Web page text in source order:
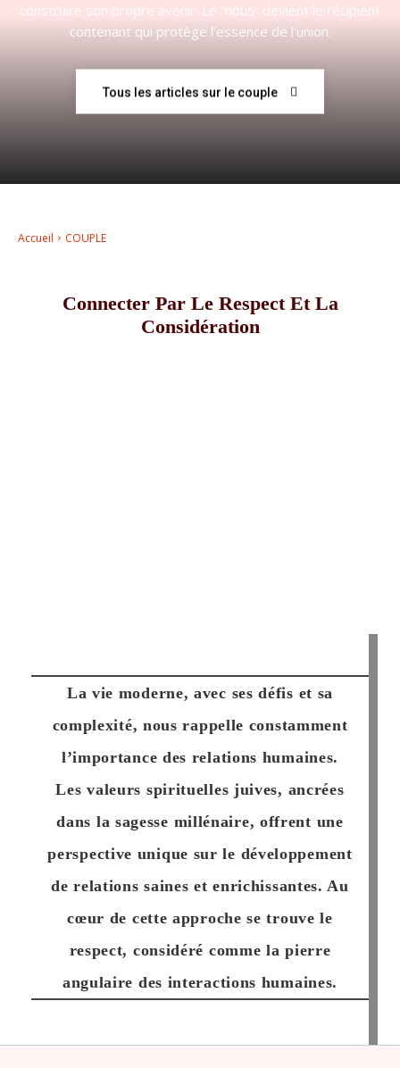
–
construire son propre avenir. Le “nous” devient le récipient
contenant qui protège l’essence de l’union.
Tous les articles sur le couple
Accueil COUPLE
Connecter Par Le Respect Et La
Considération
La vie moderne, avec ses défis et sa
complexité, nous rappelle constamment
l’importance des relations humaines.
Les valeurs spirituelles juives, ancrées
dans la sagesse millénaire, offrent une
perspective unique sur le développement
de relations saines et enrichissantes. Au
cœur de cette approche se trouve le
respect, considéré comme la pierre
angulaire des interactions humaines.